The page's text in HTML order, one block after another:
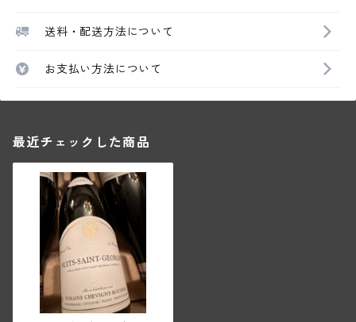
送料・配送方法について
お支払い方法について
最近チェックした商品